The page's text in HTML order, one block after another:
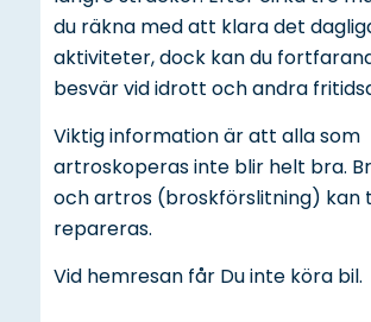
du räkna med att klara det
aktiviteter, dock kan du
besvär vid idrott och andra
Viktig information är att alla som
artroskoperas inte blir helt bra.
och artros (broskförslitning) kan
repareras.
Vid hemresan får Du inte köra bil.